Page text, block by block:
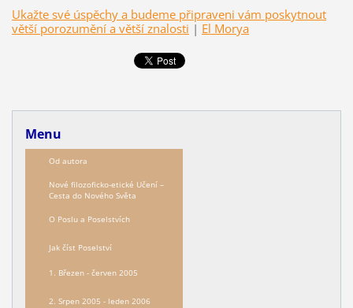
Ukažte své úspěchy a budeme připraveni vám poskytnout
větší porozumění a větší znalosti | El Morya
Menu
Od autora
Nové filozoficko-etické Učení –
Сesta do Nového Světa
O Poslu a Poselstvích
Jak číst Poselství
1. Březen - červen 2005
2. Srpen 2005 - leden 2006